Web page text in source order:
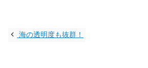
海の透明度も抜群！